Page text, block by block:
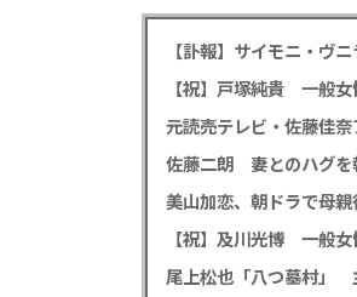
【祝】戸塚純貴 一般女
佐藤二朗 妻とのハグを
美山加恋、朝ドラで母
【祝】及川光博 一般女